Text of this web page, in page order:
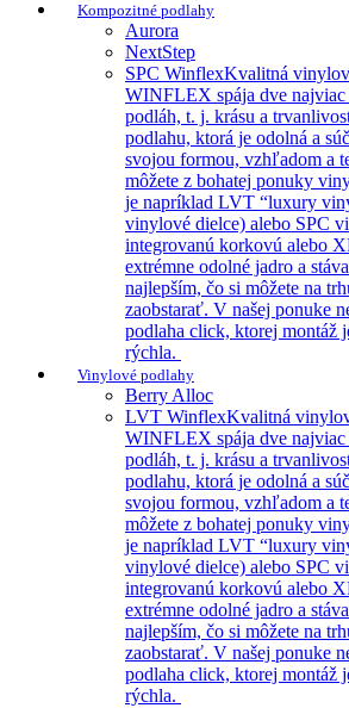
Kompozitné podlahy
Aurora
NextStep
SPC WinflexKvalitná
WINFLEX spája dve najviac
podláh, t. j. krásu a
podlahu, ktorá je odolná a
svojou formou, vzhľadom a
môžete z bohatej ponuky
je napríklad LVT “luxury
vinylové dielce) alebo SPC
integrovanú korkovú alebo
extrémne odolné jadro a
najlepším, čo si môžete na
zaobstarať. V našej ponuke
podlaha click, ktorej montáž
rýchla.
Vinylové podlahy
Berry Alloc
LVT WinflexKvalitná
WINFLEX spája dve najviac
podláh, t. j. krásu a
podlahu, ktorá je odolná a
svojou formou, vzhľadom a
môžete z bohatej ponuky
je napríklad LVT “luxury
vinylové dielce) alebo SPC
integrovanú korkovú alebo
extrémne odolné jadro a
najlepším, čo si môžete na
zaobstarať. V našej ponuke
podlaha click, ktorej montáž
rýchla.